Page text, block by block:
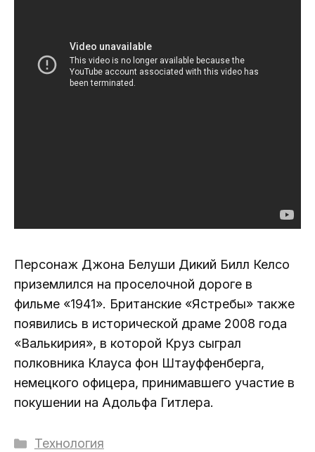
Персонаж Джона Белуши Дикий Билл Келсо
приземлился на проселочной дороге в
фильме «1941». Британские «Ястребы» также
появились в исторической драме 2008 года
«Валькирия», в которой Круз сыграл
полковника Клауса фон Штауффенберга,
немецкого офицера, принимавшего участие в
покушении на Адольфа Гитлера.
Рубрики
Технология